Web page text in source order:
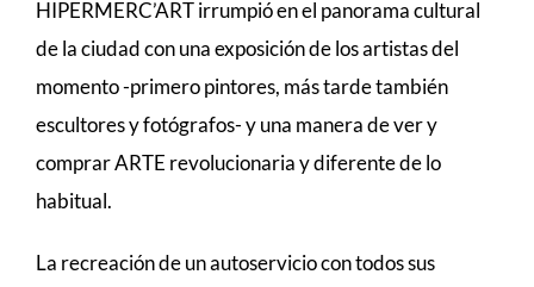
HIPERMERC’ART irrumpió en el panorama cultural
de la ciudad con una exposición de los artistas del
momento -primero pintores, más tarde también
escultores y fotógrafos- y una manera de ver y
comprar ARTE revolucionaria y diferente de lo
habitual.
La recreación de un autoservicio con todos sus